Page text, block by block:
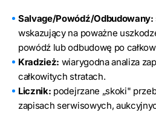
Salvage/Powódź/Odbudowany:
wskazujący na poważne
powódź lub odbudowę po
Kradzież: wiarygodna analiza
całkowitych stratach.
Licznik: podejrzane „skoki"
zapisach serwisowych,